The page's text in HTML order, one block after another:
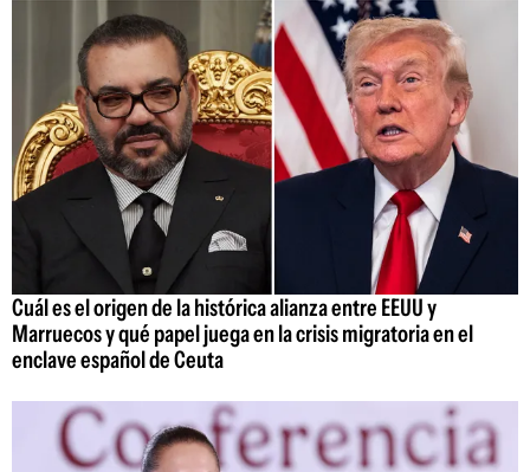
Cuál es el origen de la histórica alianza entre EEUU y
Marruecos y qué papel juega en la crisis migratoria en el
enclave español de Ceuta